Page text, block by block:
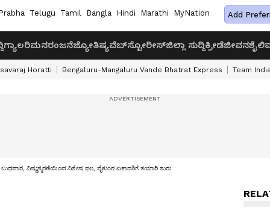
Telugu Tamil Bangla Hindi Marathi MyNation Add
ಗ್ಯಾಲರಿಮನರಂಜನೆಜ್ಯೋತಿಷ್ಯವೆಬ್‌ಸ್ಟೋರೀಸ್ಜಿಲ್ಲಾ ಸುದ್ದಿಕ್ರೀಡೆಜೀವನಶೈಲಿ
Horatti Bengaluru-Mangaluru Vande Bhatrat Express Team
ಬುಧವಾರ, ವಿಷ್ಣುಸ್ಮರಣೆಯಿಂದ ವಿಶೇಷ ಫಲ, ವೈಕುಂಠ ಏಕಾದಶಿಗೆ ತಯಾರಿ ಶುರು